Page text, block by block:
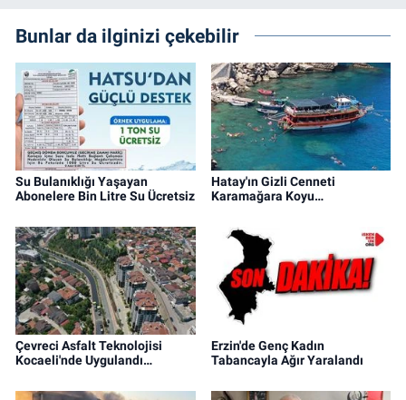
Bunlar da ilginizi çekebilir
Su Bulanıklığı Yaşayan
Abonelere Bin Litre Su Ücretsiz
Hatay'ın Gizli Cenneti
Karamağara Koyu…
Çevreci Asfalt Teknolojisi
Kocaeli'nde Uygulandı…
Erzin'de Genç Kadın
Tabancayla Ağır Yaralandı